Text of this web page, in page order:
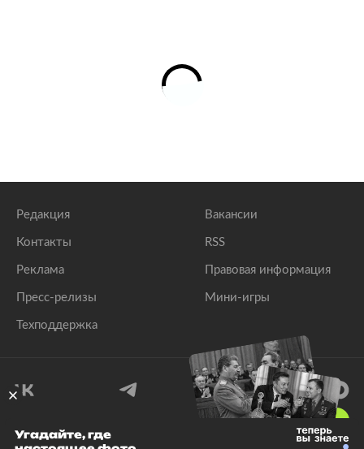
В российском городе устроили «элитные»
Редакция
Контакты
Реклама
Пресс-релизы
Техподдержка
Вакансии
RSS
Правовая информация
Мини-игры
© 1999–2026 Все права защищены.
Угадайте, где